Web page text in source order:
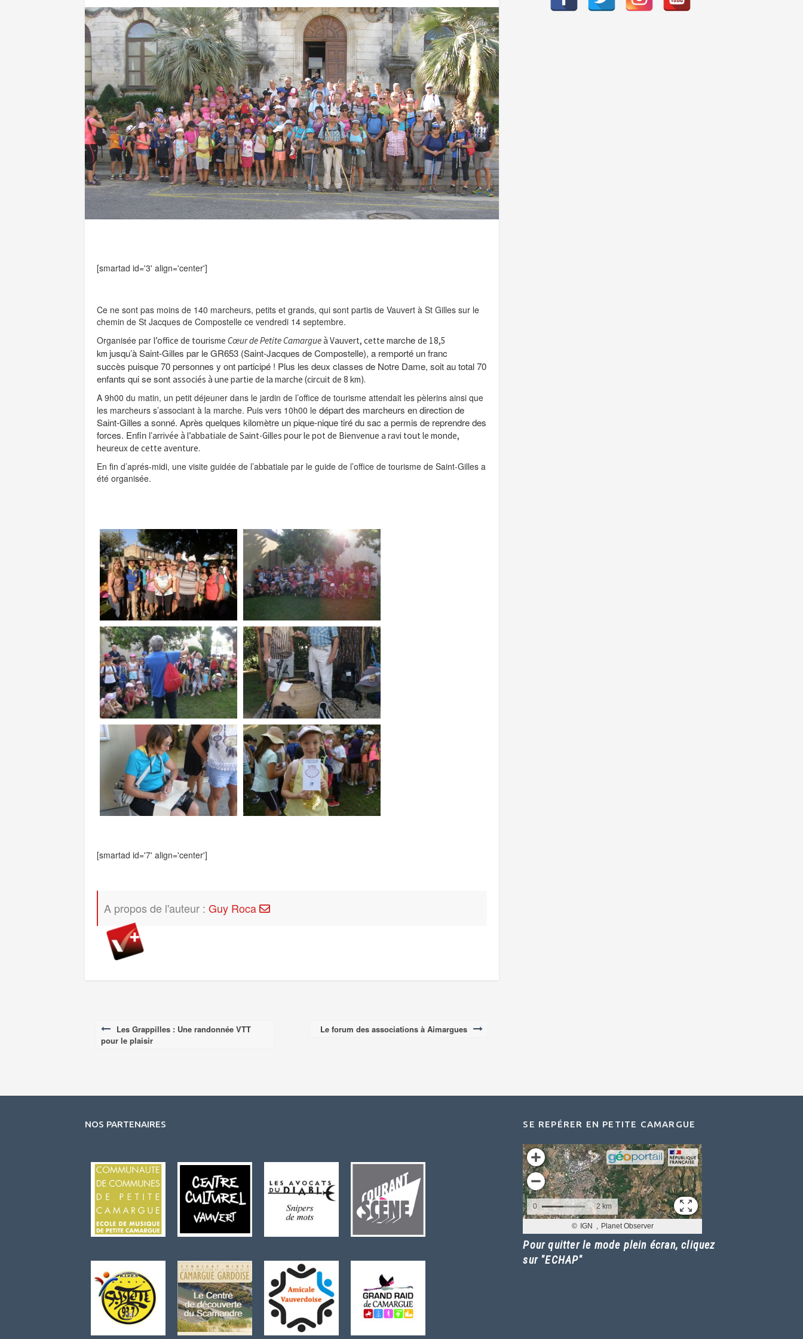
[smartad id='3' align='center']
Ce ne sont pas moins de 140 marcheurs, petits et grands, qui sont partis de Vauvert à St Gilles sur le
chemin de St Jacques de Compostelle ce vendredi 14 septembre.
Organisée par l’office de tourisme Cœur de Petite Camargueà Vauvert, cette marche de 18,5
km jusqu’à Saint-Gilles par le GR653 (Saint-Jacques de Compostelle), a remporté un franc
succès puisque 70 personnes y ont participé ! Plus les deux classes de Notre Dame, soit au total 70
enfants qui se sont associés à une partie de la marche (circuit de 8 km).
A 9h00 du matin, un petit déjeuner dans le jardin de l’office de tourisme attendait les pèlerins ainsi que
les marcheurs s’associant à la marche. Puis vers 10h00 le départ des marcheurs en direction de
Saint-Gilles a sonné. Après quelques kilomètre un pique-nique tiré du sac a permis de reprendre des
forces. Enfin l’arrivée à l’abbatiale de Saint-Gilles pour le pot de Bienvenue a ravi tout le monde,
heureux de cette aventure.
En fin d’aprés-midi, une visite guidée de l’abbatiale par le guide de l’office de tourisme de Saint-Gilles a
été organisée.
[smartad id='7' align='center']
A propos de l'auteur : Guy Roca
Post
Les Grappilles : Une randonnée VTT
pour le plaisir
Le forum des associations à Aimargues
NOS PARTENAIRES SE REPÉRER EN PETITE CAMARGUE
Pour quitter le mode plein écran, cliquez
sur "ECHAP"